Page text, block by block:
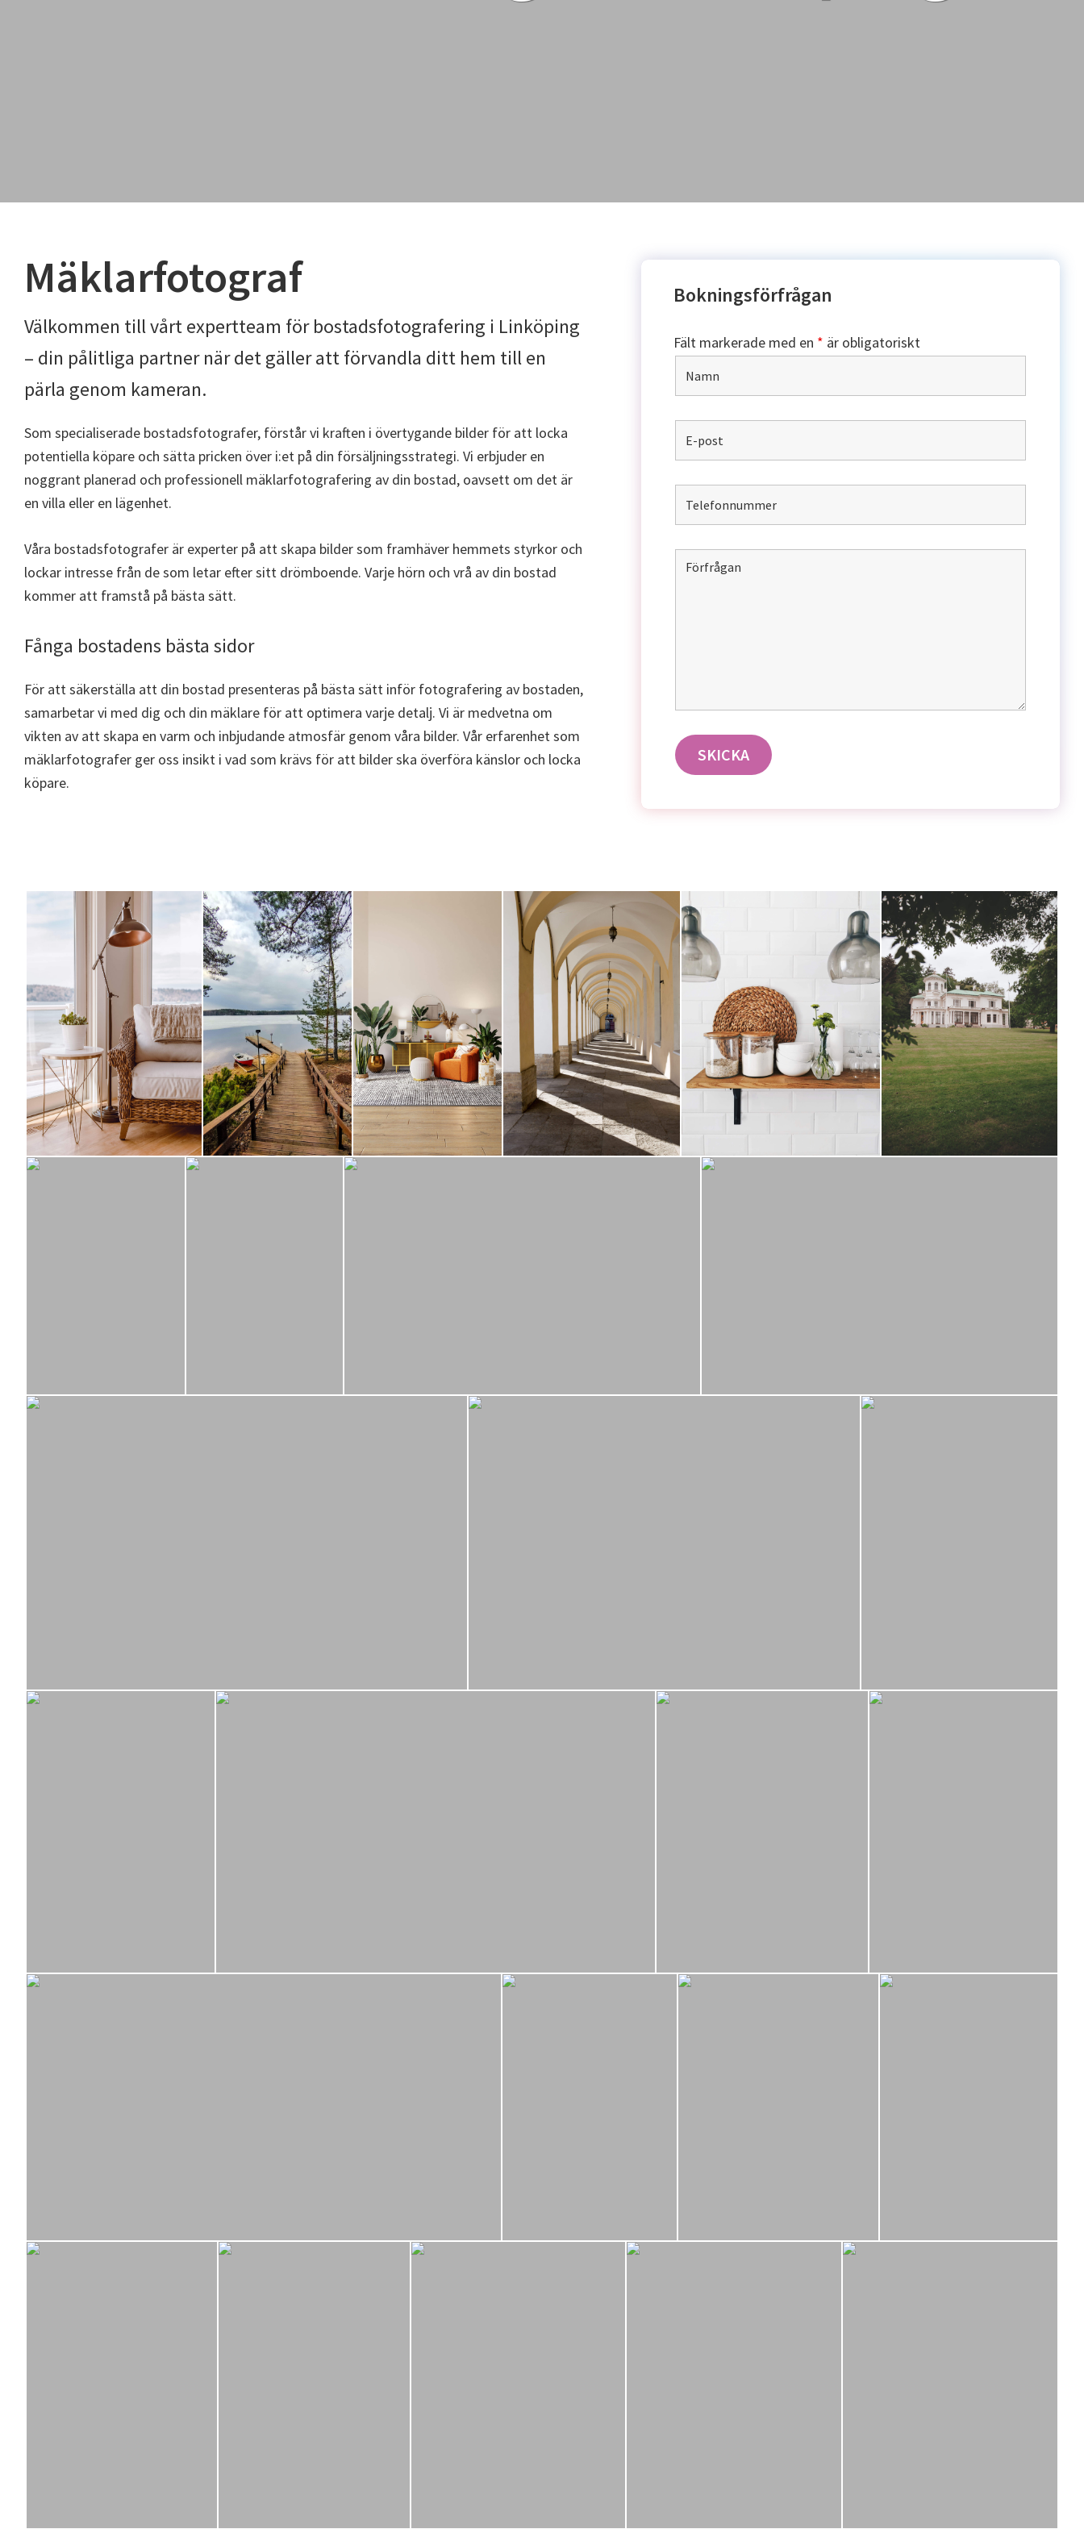
Mäklarfotograf
Välkommen till vårt expertteam för bostadsfotografering i Linköping
– din pålitliga partner när det gäller att förvandla ditt hem till en
pärla genom kameran.
Som specialiserade bostadsfotografer, förstår vi kraften i övertygande bilder för att locka
potentiella köpare och sätta pricken över i:et på din försäljningsstrategi. Vi erbjuder en
noggrant planerad och professionell mäklarfotografering av din bostad, oavsett om det är
en villa eller en lägenhet.
Våra bostadsfotografer är experter på att skapa bilder som framhäver hemmets styrkor och
lockar intresse från de som letar efter sitt drömboende. Varje hörn och vrå av din bostad
kommer att framstå på bästa sätt.
Fånga bostadens bästa sidor
För att säkerställa att din bostad presenteras på bästa sätt inför fotografering av bostaden,
samarbetar vi med dig och din mäklare för att optimera varje detalj. Vi är medvetna om
vikten av att skapa en varm och inbjudande atmosfär genom våra bilder. Vår erfarenhet som
mäklarfotografer ger oss insikt i vad som krävs för att bilder ska överföra känslor och locka
köpare.
Bokningsförfrågan
Fält markerade med en * är obligatoriskt